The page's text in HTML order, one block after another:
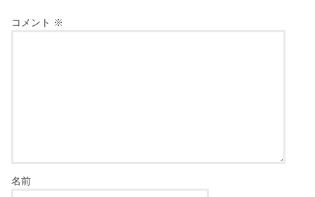
コメント ※
名前